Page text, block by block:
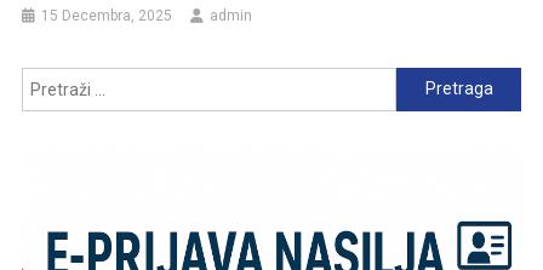
15 Decembra, 2025 admin
Pretraga: